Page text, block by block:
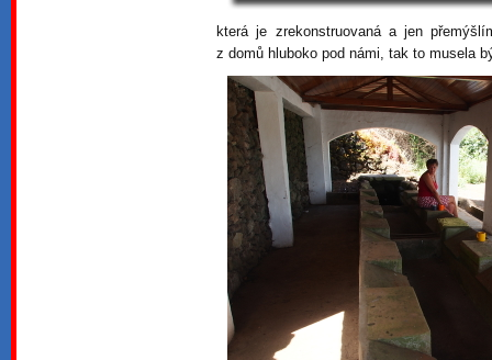
která je zrekonstruovaná a jen
z domů hluboko pod námi, tak to musela